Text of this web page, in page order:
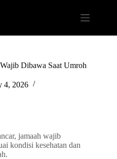
Dibawa Saat Umroh
4, 2026
jamaah wajib
kondisi kesehatan dan